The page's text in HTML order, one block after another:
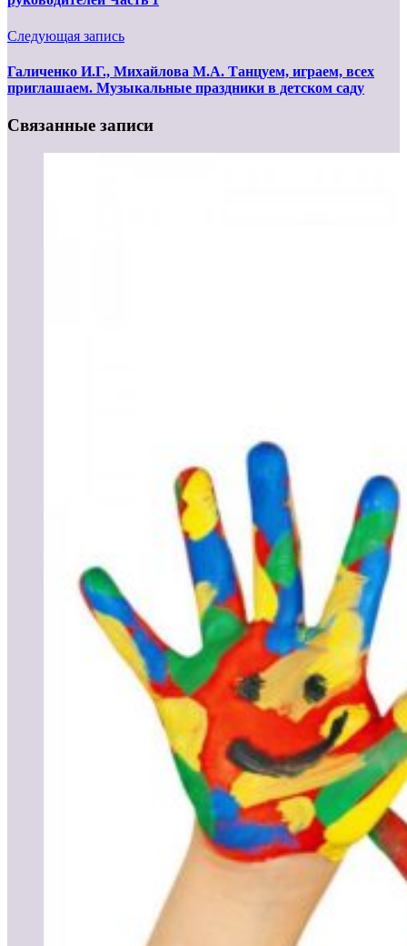
Следующая запись
Галиченко И.Г., Михайлова М.А. Танцуем, играем, всех
приглашаем. Музыкальные праздники в детском саду
Связанные записи